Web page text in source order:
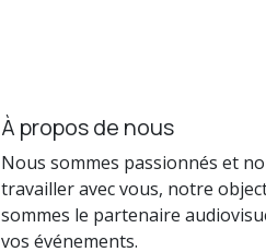
À propos de nous
Nous sommes passionnés et
travailler avec vous, notre
sommes le partenaire
vos événements.